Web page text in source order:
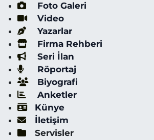
Foto Galeri
Video
Yazarlar
Firma Rehberi
Seri İlan
Röportaj
Biyografi
Anketler
Künye
İletişim
Servisler